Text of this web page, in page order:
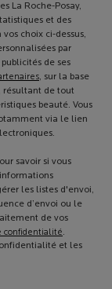
La Roche-Posay,
et des
choix ci-dessus,
par
de ses
, sur la base
résultant de tout
beauté. Vous
via le lien
savoir si vous
les listes d'envoi,
d’envoi ou le
de vos
confidentialité.
et les